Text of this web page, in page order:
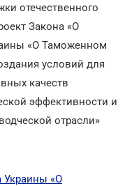
отечественного
Закона «О
«О Таможенном
условий для
качеств
эффективности и
отрасли»
Украины «О